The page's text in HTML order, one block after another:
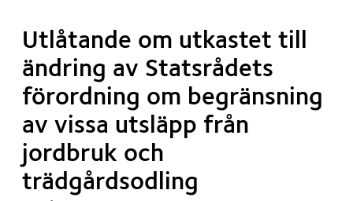
Utlåtande om utkastet till
ändring av Statsrådets
förordning om begränsning
av vissa utsläpp från
jordbruk och
trädgårdsodling